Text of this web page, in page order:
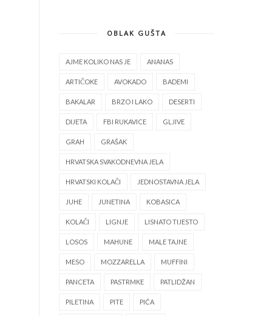
OBLAK GUŠTA
AJME KOLIKO NAS JE ANANAS
ARTIČOKE AVOKADO BADEMI
BAKALAR BRZO I LAKO DESERTI
DIJETA FBI RUKAVICE GLJIVE
GRAH GRAŠAK
HRVATSKA SVAKODNEVNA JELA
HRVATSKI KOLAČI JEDNOSTAVNA JELA
JUHE JUNETINA KOBASICA
KOLAČI LIGNJE LISNATO TIJESTO
LOSOS MAHUNE MALE TAJNE
MESO MOZZARELLA MUFFINI
PANCETA PASTRMKE PATLIDŽAN
PILETINA PITE PIĆA